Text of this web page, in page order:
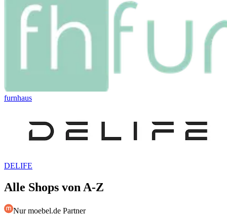
furnhaus
DELIFE
Alle Shops von A-Z
Nur moebel.de Partner